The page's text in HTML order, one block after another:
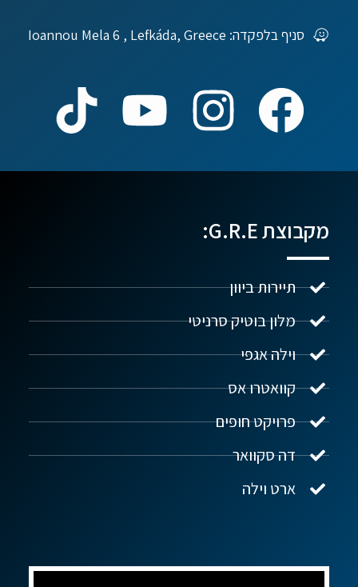
סניף בלפקדה: Ioannou Mela 6 , Lefkáda, Greece
מקבוצת G.R.E:
תיירות ביוון
מלון בוטיק סרניטי
וילה אגפי
קוואטרו אס
פרויקט חופים
דה סקוואר
ארט וילה
נדל"ן ביוון G.R.E
שלום! איך אפשר לעזור?